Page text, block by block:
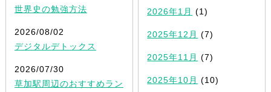
世界史の勉強方法
2026/08/02
デジタルデトックス
2026/07/30
草加駅周辺のおすすめラン
2026年1月 (1)
2025年12月 (7)
2025年11月 (7)
2025年10月 (10)